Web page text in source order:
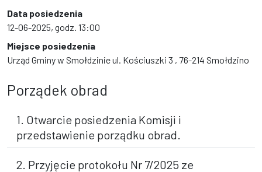
Data posiedzenia
12-06-2025, godz. 13:00
Miejsce posiedzenia
Urząd Gminy w Smołdzinie ul. Kościuszki 3 , 76-214 Smołdzino
Porządek obrad
1. Otwarcie posiedzenia Komisji i
przedstawienie porządku obrad.
2. Przyjęcie protokołu Nr 7/2025 ze